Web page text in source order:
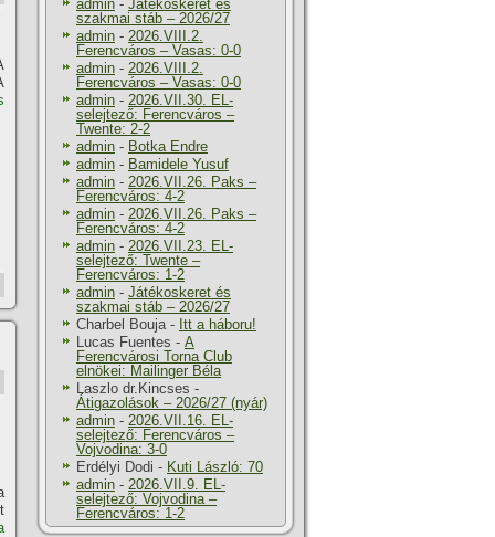
admin - Játékoskeret és
szakmai stáb – 2026/27
admin - 2026.VIII.2.
Ferencváros – Vasas: 0-0
admin - 2026.VIII.2.
Ferencváros – Vasas: 0-0
admin - 2026.VII.30. EL-
selejtező: Ferencváros –
Twente: 2-2
admin - Botka Endre
admin - Bamidele Yusuf
admin - 2026.VII.26. Paks –
Ferencváros: 4-2
admin - 2026.VII.26. Paks –
Ferencváros: 4-2
admin - 2026.VII.23. EL-
selejtező: Twente –
Ferencváros: 1-2
admin - Játékoskeret és
szakmai stáb – 2026/27
Charbel Bouja- Itt a háboru!
Lucas Fuentes - A
Ferencvárosi Torna Club
elnökei: Mailinger Béla
Laszlo dr.Kincses -
Átigazolások – 2026/27 (nyár)
admin - 2026.VII.16. EL-
selejtező: Ferencváros –
Vojvodina: 3-0
Erdélyi Dodi - Kuti László: 70
admin - 2026.VII.9. EL-
selejtező: Vojvodina –
Ferencváros: 1-2